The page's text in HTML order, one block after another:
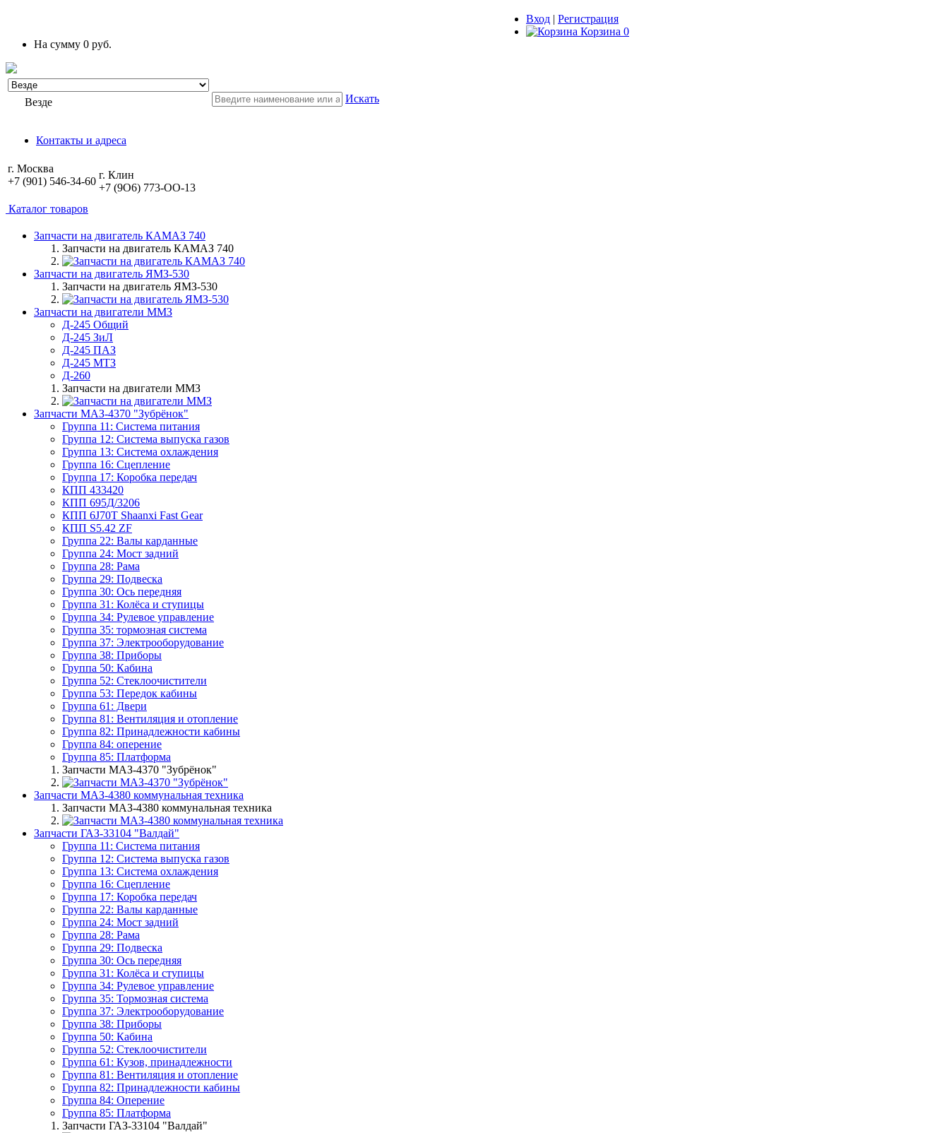
Вход | Регистрация
Корзина 0
На сумму 0 руб.
Везде Искать
Контакты и адреса
г. Москва
+7 (901) 546-34-60
г. Клин
+7 (9O6) 773-OO-13
Каталог товаров
Запчасти на двигатель КАМАЗ 740
Запчасти на двигатель КАМАЗ 740
Запчасти на двигатель ЯМЗ-530
Запчасти на двигатель ЯМЗ-530
Запчасти на двигатели ММЗ
Д-245 Общий
Д-245 ЗиЛ
Д-245 ПАЗ
Д-245 МТЗ
Д-260
Запчасти на двигатели ММЗ
Запчасти МАЗ-4370 "Зубрёнок"
Группа 11: Система питания
Группа 12: Система выпуска газов
Группа 13: Система охлаждения
Группа 16: Сцепление
Группа 17: Коробка передач
КПП 433420
КПП 695Д/3206
КПП 6J70T Shaanxi Fast Gear
КПП S5.42 ZF
Группа 22: Валы карданные
Группа 24: Мост задний
Группа 28: Рама
Группа 29: Подвеска
Группа 30: Ось передняя
Группа 31: Колёса и ступицы
Группа 34: Рулевое управление
Группа 35: тормозная система
Группа 37: Электрооборудование
Группа 38: Приборы
Группа 50: Кабина
Группа 52: Стеклоочистители
Группа 53: Передок кабины
Группа 61: Двери
Группа 81: Вентиляция и отопление
Группа 82: Принадлежности кабины
Группа 84: оперение
Группа 85: Платформа
Запчасти МАЗ-4370 "Зубрёнок"
Запчасти МАЗ-4380 коммунальная техника
Запчасти МАЗ-4380 коммунальная техника
Запчасти ГАЗ-33104 "Валдай"
Группа 11: Система питания
Группа 12: Система выпуска газов
Группа 13: Система охлаждения
Группа 16: Сцепление
Группа 17: Коробка передач
Группа 22: Валы карданные
Группа 24: Мост задний
Группа 28: Рама
Группа 29: Подвеска
Группа 30: Ось передняя
Группа 31: Колёса и ступицы
Группа 34: Рулевое управление
Группа 35: Тормозная система
Группа 37: Электрооборудование
Группа 38: Приборы
Группа 50: Кабина
Группа 52: Стеклоочистители
Группа 61: Кузов, принадлежности
Группа 81: Вентиляция и отопление
Группа 82: Принадлежности кабины
Группа 84: Оперение
Группа 85: Платформа
Запчасти ГАЗ-33104 "Валдай"